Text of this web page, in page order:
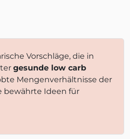
Vorschläge, die in
gesunde low carb
Mengenverhältnisse der
bewährte Ideen für